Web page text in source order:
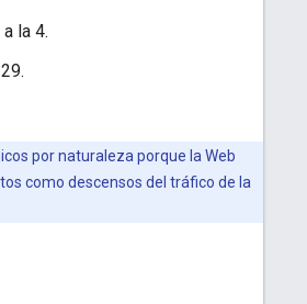
la 4.
por naturaleza porque la Web
como descensos del tráfico de la